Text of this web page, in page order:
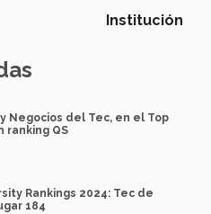
Institución
Negocios del Tec, en el Top
ranking QS
Rankings 2024: Tec de
184